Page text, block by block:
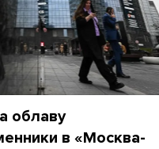
облаву
в «Москва-